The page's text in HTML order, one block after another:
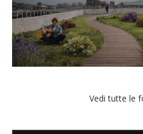
Vedi tutte le